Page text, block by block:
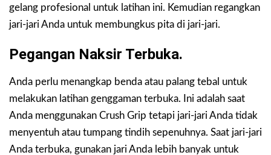
gelang profesional untuk latihan ini. Kemudian regangkan
jari-jari Anda untuk membungkus pita di jari-jari.
Pegangan Naksir Terbuka.
Anda perlu menangkap benda atau palang tebal untuk
melakukan latihan genggaman terbuka. Ini adalah saat
Anda menggunakan Crush Grip tetapi jari-jari Anda tidak
menyentuh atau tumpang tindih sepenuhnya. Saat jari-jari
Anda terbuka, gunakan jari Anda lebih banyak untuk